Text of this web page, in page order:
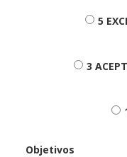
5
3
Objetivos